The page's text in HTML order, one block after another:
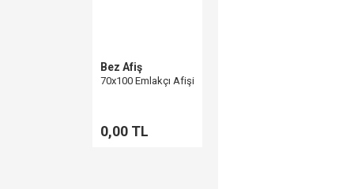
Bez Afiş
70x100 Emlakçı Afişi
0,00 TL